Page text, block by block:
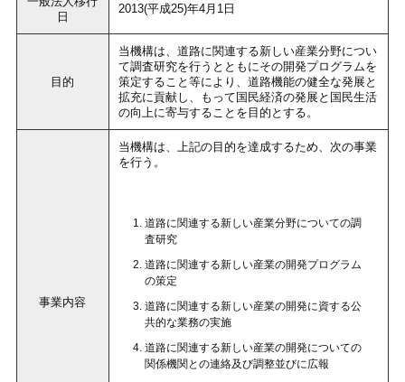
日
2013(平成25)年4月1日
目的
当機構は、道路に関連する新しい産業分野につい
て調査研究を行うとともにその開発プログラムを
策定すること等により、道路機能の健全な発展と
拡充に貢献し、もって国民経済の発展と国民生活
の向上に寄与することを目的とする。
事業内容
当機構は、上記の目的を達成するため、次の事業
を行う。
道路に関連する新しい産業分野についての調
査研究
道路に関連する新しい産業の開発プログラム
の策定
道路に関連する新しい産業の開発に資する公
共的な業務の実施
道路に関連する新しい産業の開発についての
関係機関との連絡及び調整並びに広報